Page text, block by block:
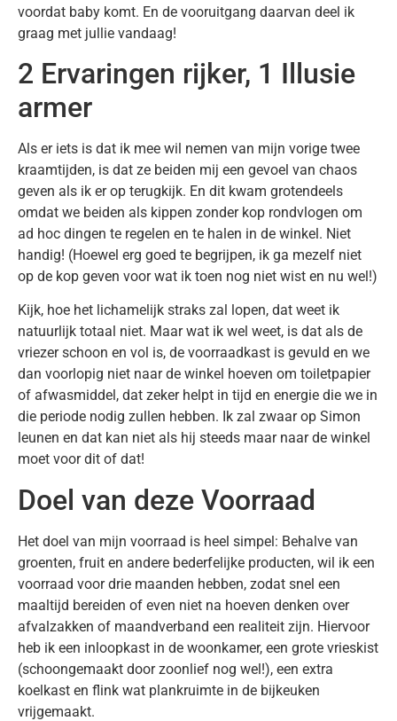
voordat baby komt. En de vooruitgang daarvan deel ik
graag met jullie vandaag!
2 Ervaringen rijker, 1 Illusie
armer
Als er iets is dat ik mee wil nemen van mijn vorige twee
kraamtijden, is dat ze beiden mij een gevoel van chaos
geven als ik er op terugkijk. En dit kwam grotendeels
omdat we beiden als kippen zonder kop rondvlogen om
ad hoc dingen te regelen en te halen in de winkel. Niet
handig! (Hoewel erg goed te begrijpen, ik ga mezelf niet
op de kop geven voor wat ik toen nog niet wist en nu wel!)
Kijk, hoe het lichamelijk straks zal lopen, dat weet ik
natuurlijk totaal niet. Maar wat ik wel weet, is dat als de
vriezer schoon en vol is, de voorraadkast is gevuld en we
dan voorlopig niet naar de winkel hoeven om toiletpapier
of afwasmiddel, dat zeker helpt in tijd en energie die we in
die periode nodig zullen hebben. Ik zal zwaar op Simon
leunen en dat kan niet als hij steeds maar naar de winkel
moet voor dit of dat!
Doel van deze Voorraad
Het doel van mijn voorraad is heel simpel: Behalve van
groenten, fruit en andere bederfelijke producten, wil ik een
voorraad voor drie maanden hebben, zodat snel een
maaltijd bereiden of even niet na hoeven denken over
afvalzakken of maandverband een realiteit zijn. Hiervoor
heb ik een inloopkast in de woonkamer, een grote vrieskist
(schoongemaakt door zoonlief nog wel!), een extra
koelkast en flink wat plankruimte in de bijkeuken
vrijgemaakt.